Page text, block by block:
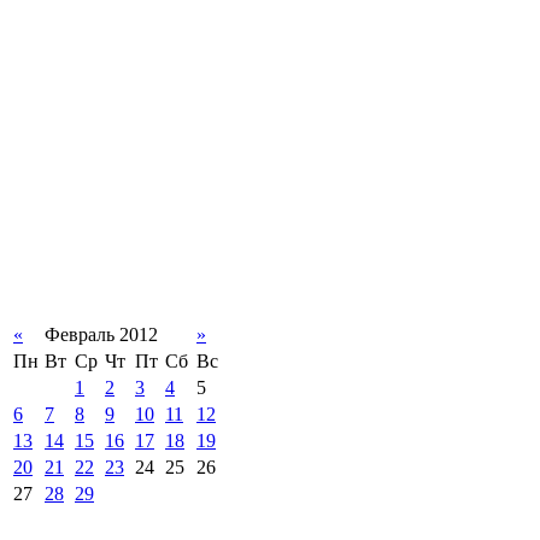
« Февраль 2012
»
Пн Вт Ср Чт Пт Сб Вс
1
2 3 4
5
6
7 8 9 10 11
12
13
14 15 16 17 18
19
20 21 22 23 24 25 26
27 28 29